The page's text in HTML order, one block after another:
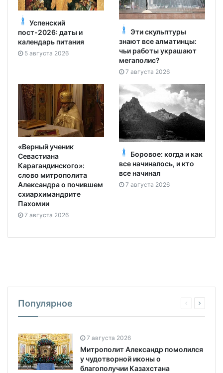
Успенский
пост-2026: даты и
календарь питания
5 августа 2026
Эти скульптуры
знают все алматинцы:
чьи работы украшают
мегаполис?
7 августа 2026
«Верный ученик
Севастиана
Карагандинского»:
слово митрополита
Александра о почившем
схиархимандрите
Пахомии
7 августа 2026
Боровое: когда и как
все начиналось, и кто
все начинал
7 августа 2026
Популярное
7 августа 2026
Митрополит Александр помолился
у чудотворной иконы о
благополучии Казахстана